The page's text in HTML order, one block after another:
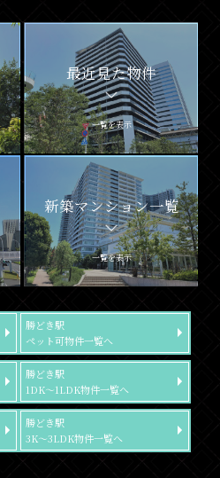
最近見た物件
一覧を表示
新築マンション一覧
一覧を表示
勝どき駅
ペット可物件一覧へ
勝どき駅
1DK～1LDK物件一覧へ
勝どき駅
3K～3LDK物件一覧へ